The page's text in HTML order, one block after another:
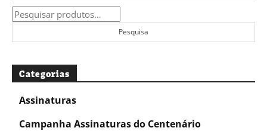
Pesquisar
por:
Pesquisa
Categorias
Assinaturas
Campanha Assinaturas do Centenário